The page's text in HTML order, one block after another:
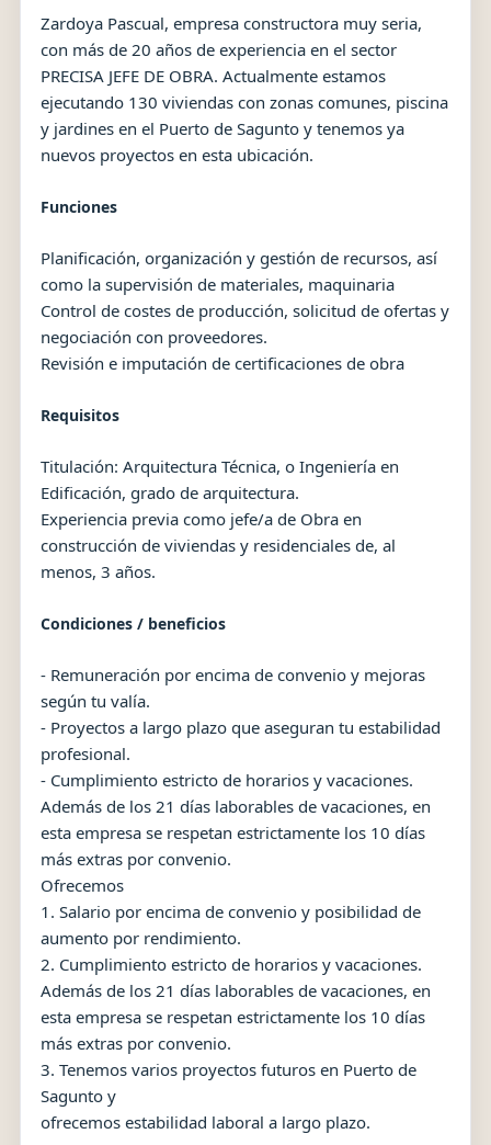
Zardoya Pascual, empresa constructora muy seria,
con más de 20 años de experiencia en el sector
PRECISA JEFE DE OBRA. Actualmente estamos
ejecutando 130 viviendas con zonas comunes, piscina
y jardines en el Puerto de Sagunto y tenemos ya
nuevos proyectos en esta ubicación.
Funciones
Planificación, organización y gestión de recursos, así
como la supervisión de materiales, maquinaria
Control de costes de producción, solicitud de ofertas y
negociación con proveedores.
Revisión e imputación de certificaciones de obra
Requisitos
Titulación: Arquitectura Técnica, o Ingeniería en
Edificación, grado de arquitectura.
Experiencia previa como jefe/a de Obra en
construcción de viviendas y residenciales de, al
menos, 3 años.
Condiciones / beneficios
- Remuneración por encima de convenio y mejoras
según tu valía.
- Proyectos a largo plazo que aseguran tu estabilidad
profesional.
- Cumplimiento estricto de horarios y vacaciones.
Además de los 21 días laborables de vacaciones, en
esta empresa se respetan estrictamente los 10 días
más extras por convenio.
Ofrecemos
1. Salario por encima de convenio y posibilidad de
aumento por rendimiento.
2. Cumplimiento estricto de horarios y vacaciones.
Además de los 21 días laborables de vacaciones, en
esta empresa se respetan estrictamente los 10 días
más extras por convenio.
3. Tenemos varios proyectos futuros en Puerto de
Sagunto y
ofrecemos estabilidad laboral a largo plazo.